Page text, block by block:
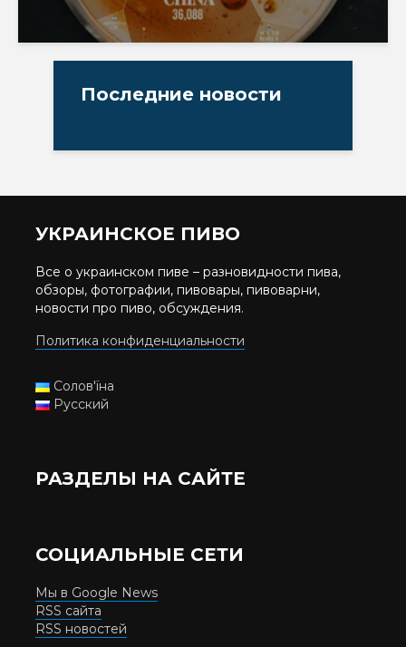
Последние новости
УКРАИНСКОЕ ПИВО
Все о украинском пиве – разновидности пива,
обзоры, фотографии, пивовары, пивоварни,
новости про пиво, обсуждения.
Политика конфиденциальности
Солов'їна
Русский
РАЗДЕЛЫ НА САЙТЕ
СОЦИАЛЬНЫЕ СЕТИ
Мы в Google News
RSS сайта
RSS новостей